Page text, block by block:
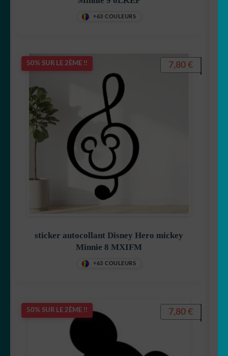
Mickey
Minnie
Pirates
+63 COULEURS
50% SUR LE 2ÈME !!
sticker autocollant Disney Hero mickey
Minnie 8 MXIFM
+63 COULEURS
7,80 €
50% SUR LE 2ÈME !! 7,80 €